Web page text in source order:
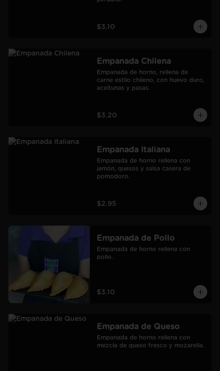
$3.10
Empanada Chilena
Empanada de horno, rellena de
carne estilo chileno, con huevo duro,
aceitunas y pasas.
$3.20
Empanada Italiana
Empanada de horno rellena con
jamón, quesos y salsa casera de
pomodoro.
$2.95
Empanada de Pollo
Empanada de horno rellena con
pollo.
$3.10
Empanada de Queso
Empanada de horno rellena con
mezcla de queso fresco y mozarella.